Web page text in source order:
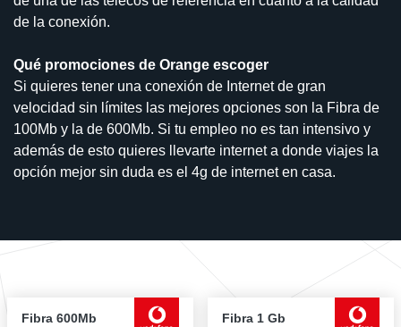
de la conexión.
Qué promociones de Orange escoger
Si quieres tener una conexión de Internet de gran
velocidad sin límites las mejores opciones son la Fibra de
100Mb y la de 600Mb. Si tu empleo no es tan intensivo y
además de esto quieres llevarte internet a donde viajes la
opción mejor sin duda es el 4g de internet en casa.
Fibra 600Mb Fibra 1 Gb